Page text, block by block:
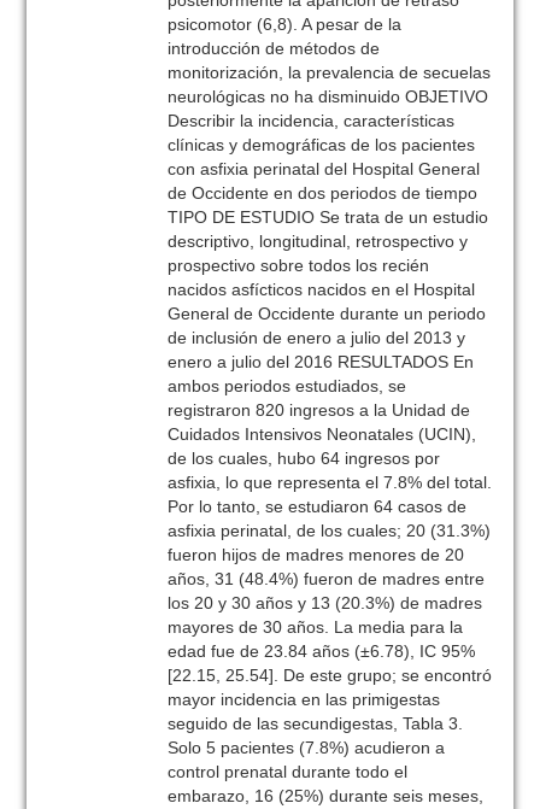
psicomotor (6,8). A pesar de la
introducción de métodos de
monitorización, la prevalencia de secuelas
neurológicas no ha disminuido OBJETIVO
Describir la incidencia, características
clínicas y demográficas de los pacientes
con asfixia perinatal del Hospital General
de Occidente en dos periodos de tiempo
TIPO DE ESTUDIO Se trata de un estudio
descriptivo, longitudinal, retrospectivo y
prospectivo sobre todos los recién
nacidos asfícticos nacidos en el Hospital
General de Occidente durante un periodo
de inclusión de enero a julio del 2013 y
enero a julio del 2016 RESULTADOS En
ambos periodos estudiados, se
registraron 820 ingresos a la Unidad de
Cuidados Intensivos Neonatales (UCIN),
de los cuales, hubo 64 ingresos por
asfixia, lo que representa el 7.8% del total.
Por lo tanto, se estudiaron 64 casos de
asfixia perinatal, de los cuales; 20 (31.3%)
fueron hijos de madres menores de 20
años, 31 (48.4%) fueron de madres entre
los 20 y 30 años y 13 (20.3%) de madres
mayores de 30 años. La media para la
edad fue de 23.84 años (±6.78), IC 95%
[22.15, 25.54]. De este grupo; se encontró
mayor incidencia en las primigestas
seguido de las secundigestas, Tabla 3.
Solo 5 pacientes (7.8%) acudieron a
control prenatal durante todo el
embarazo, 16 (25%) durante seis meses,